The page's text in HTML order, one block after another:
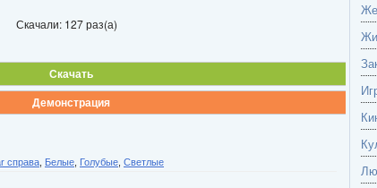
Скачали: 127 раз(а)
Скачать
Демонстрация
справа Белые Голубые Светлые